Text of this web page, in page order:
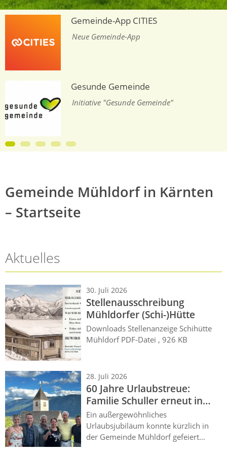
Dorfplatz mit
Ein Lebensraum zum
Gemeinde-App CITIES
Neue Gemeinde-App
Gesunde Gemeinde
Initiative "Gesunde Gemeinde"
Gemeinde Mühldorf in Kärnten
– Startseite
Aktuelles
30. Juli 2026
Stellenausschreibung
Mühldorfer (Schi-)Hütte
Downloads Stellenanzeige Schihütte
Mühldorf PDF-Datei , 926 KB
28. Juli 2026
60 Jahre Urlaubstreue:
Familie Schuller erneut in
Mühldorf geehrt
Ein außergewöhnliches
Urlaubsjubiläum konnte kürzlich in
der Gemeinde Mühldorf gefeiert